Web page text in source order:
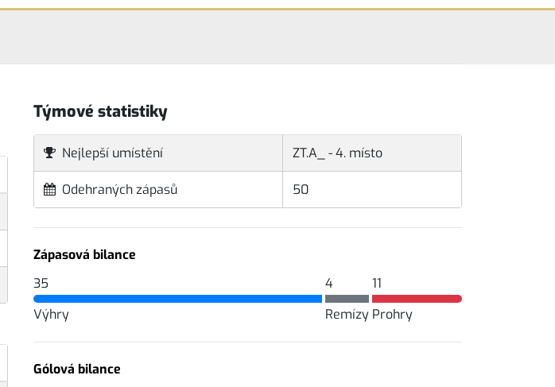
Týmové statistiky
Nejlepší umístění ZT.A_ - 4. místo
Odehraných zápasů 50
Zápasová bilance
35
Výhry
4
Remízy
11
Prohry
Gólová bilance